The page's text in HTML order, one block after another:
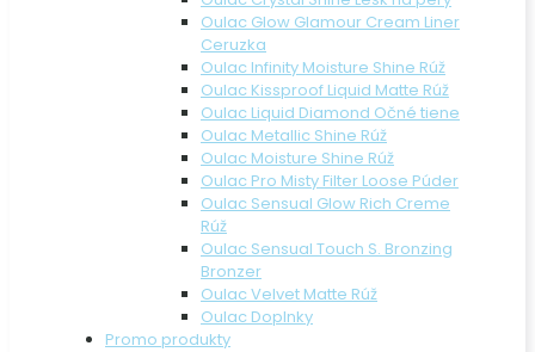
Oulac Glow Glamour Cream Liner
Ceruzka
Oulac Infinity Moisture Shine Rúž
Oulac Kissproof Liquid Matte Rúž
Oulac Liquid Diamond Očné tiene
Oulac Metallic Shine Rúž
Oulac Moisture Shine Rúž
Oulac Pro Misty Filter Loose Púder
Oulac Sensual Glow Rich Creme
Rúž
Oulac Sensual Touch S. Bronzing
Bronzer
Oulac Velvet Matte Rúž
Oulac Doplnky
Promo produkty